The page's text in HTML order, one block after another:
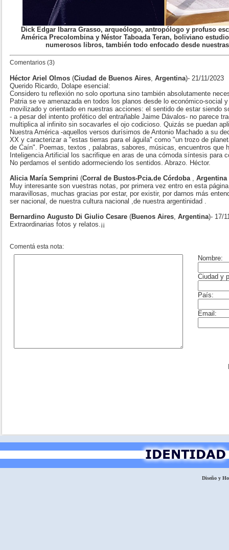
Dick Edgar Ibarra Grasso, arqueólogo, antropólogo y profuso
América Precolombina y Néstor Taboada Teran, boliviano
numerosos libros, también todo enfocado desde
Comentarios (3)
Héctor Ariel Olmos (Ciudad de Buenos Aires Argentina)- 21/11/2023
Querido Ricardo, Dolape esencial:
Considero tu reflexión no solo oportuna sino también absolutamente
Patria se ve amenazada en todos los planos desde lo económico-social
movilizado y orientado en nuestras acciones: el sentido de estar siendo
- a pesar del intento profético del entrañable Jaime Dávalos- no parece
multiplica al infinito sin socavarles el ojo codicioso. Quizás se puedan
Nuestra América -aquellos versos durísimos de Antonio Machado a su
XX y caracterizar a "estas tierras para el águila" como "un trozo de
de Caín". Poemas, textos , palabras, sabores, músicas, encuentros que
Inteligencia Artificial los sacrifique en aras de una cómoda síntesis para
No perdamos el sentido adormeciendo los sentidos. Abrazo. Héctor.
Alicia María Semprini (Corral de Bustos-Pcia.de Córdoba
Argentina
Muy interesante son vuestras notas, por primera vez entro en esta
maravillosas, muchas gracias por estar, por existir, por darnos más
ser nacional, de nuestra cultura nacional ,de nuestra argentinidad .
Bernardino Augusto Di Giulio Cesare (Buenos Aires Argentina)- 17/
Extraordinarias fotos y relatos.¡¡
Comentá esta nota:
Diseño y